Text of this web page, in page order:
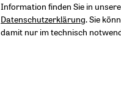
Information finden Sie in
Datenschutzerklärung. Sie
damit nur im technisch